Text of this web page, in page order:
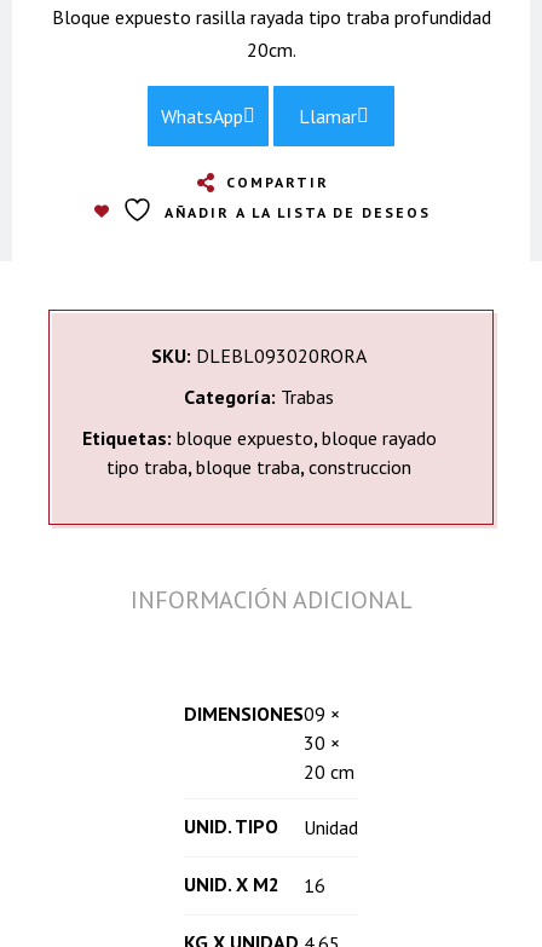
Bloque expuesto rasilla rayada tipo traba profundidad
20cm.
WhatsApp Llamar
COMPARTIR
AÑADIR A LA LISTA DE DESEOS
SKU: DLEBL093020RORA
Categoría: Trabas
Etiquetas: bloque expuesto,bloque rayado
tipo traba,bloque traba,construccion
INFORMACIÓN ADICIONAL
DIMENSIONES09 ×
30 ×
20 cm
UNID. TIPO Unidad
UNID. X M2 16
KG X UNIDAD